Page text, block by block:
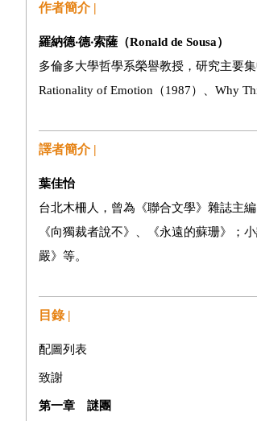
作者簡介 |
羅納德‧德‧索薩（Ronald de Sousa）
多倫多大學哲學系榮譽教授，研究主要
Rationality of Emotion（1987）、Why
譯者簡介 |
葉佳怡
台北木柵人，曾為《聯合文學》雜誌主
《向獨裁者說不》、《永遠的蘇珊》；
嚴》等。
目錄 |
配圖列表
致謝
第一章 謎團